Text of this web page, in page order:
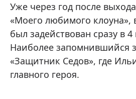
Уже через год после
«Моего любимого клоуна»,
был задействован сразу в 4
Наиболее запомнившийся
«Защитник Седов», где
главного героя.